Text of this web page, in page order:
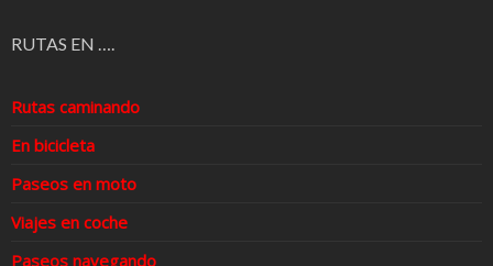
RUTAS EN ….
Rutas caminando
En bicicleta
Paseos en moto
Viajes en coche
Paseos navegando